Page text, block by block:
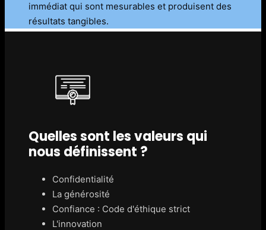
immédiat qui sont mesurables et produisent des
résultats tangibles.
Quelles sont les valeurs qui
nous définissent ?
Confidentialité
La générosité
Confiance : Code d'éthique strict
L'innovation